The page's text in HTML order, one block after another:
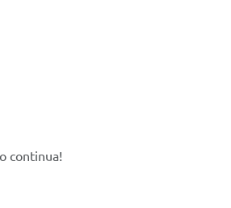
continua!